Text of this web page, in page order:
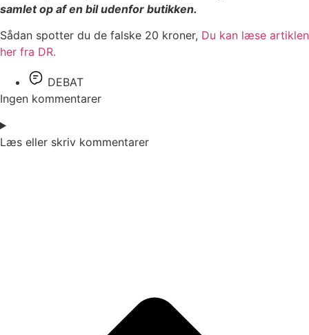
samlet op af en bil udenfor butikken.
Sådan spotter du de falske 20 kroner, Du kan læse artiklen
her fra DR.
DEBAT
Ingen kommentarer
Læs eller skriv kommentarer